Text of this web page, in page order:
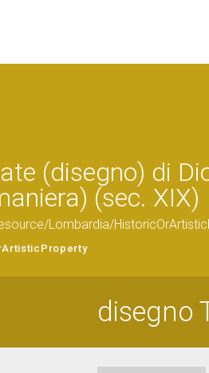
(disegno) di
(sec. XIX)
Lombardia/
disegno